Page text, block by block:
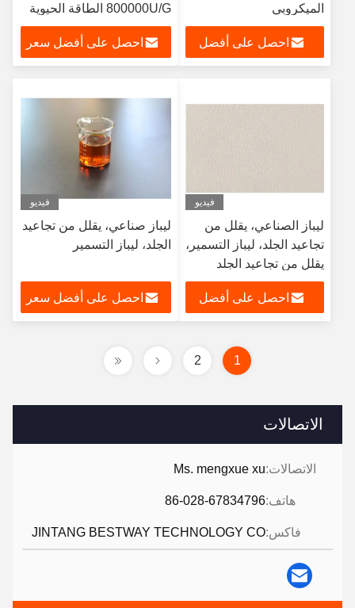
الاتصالات
الاتصالات:Ms. mengxue xu
هاتف:86-028-67834796
فاكس:JINTANG BESTWAY TECHNOLOGY CO
الميكروبي
احصل على أفضل
800000U/G الطاقة الحيوية
إنزيمات مسحوق / سائل، ليباز
الصناعيةاحصل على أفضل سعر
فيديو
ليباز الصناعي، يقلل من
تجاعيد الجلد، ليباز التسمير،
يقلل من تجاعيد الجلد
احصل على أفضل
فيديو
ليباز صناعي، يقلل من تجاعيد
الجلد، ليباز التسمير
احصل على أفضل سعر
1
2